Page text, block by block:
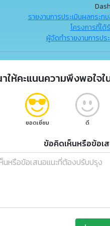
รายงานการประเมินผลกระ
โครงการที่ได้
ผู้จัดทำรายงานการปร
ให้คะแนนความพึงพอใจใ
ยอดเยี่ยม ดี
ข้อคิดเห็นหรือข้อเ